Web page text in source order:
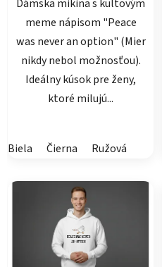
Dámska mikina s kultovým
meme nápisom "Peace
was never an option" (Mier
nikdy nebol možnosťou).
Ideálny kúsok pre ženy,
ktoré milujú...
Biela Čierna Ružová